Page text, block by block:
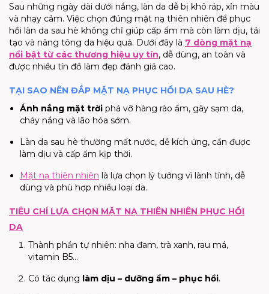
Sau những ngày dài dưới nắng, làn da dễ bị khô ráp, xỉn màu
và nhạy cảm. Việc chọn đúng mặt nạ thiên nhiên để phục
hồi làn da sau hè không chỉ giúp cấp ẩm mà còn làm dịu, tái
tạo và nâng tông da hiệu quả. Dưới đây là 7 dòng mặt nạ
nổi bật từ các thương hiệu uy tín, dễ dùng, an toàn và
được nhiều tín đồ làm đẹp đánh giá cao.
TẠI SAO NÊN ĐẮP MẶT NẠ PHỤC HỒI DA SAU HÈ?
Ánh nắng mặt trời phá vỡ hàng rào ẩm, gây sạm da,
cháy nắng và lão hóa sớm.
Làn da sau hè thường mất nước, dễ kích ứng, cần được
làm dịu và cấp ẩm kịp thời.
Mặt nạ thiên nhiên là lựa chọn lý tưởng vì lành tính, dễ
dùng và phù hợp nhiều loại da.
TIÊU CHÍ LỰA CHỌN MẶT NẠ THIÊN NHIÊN PHỤC HỒI
DA
Thành phần tự nhiên: nha đam, trà xanh, rau má,
vitamin B5...
Có tác dụng làm dịu – dưỡng ẩm – phục hồi.